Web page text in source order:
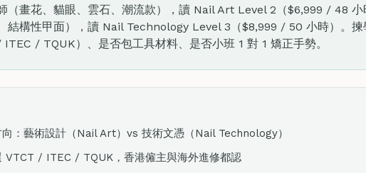
（畫花、貓眼、雲石、潮流款），讀 Nail Art Level 2（$6,999 / 48 小
結構性甲面），讀 Nail Technology Level 3（$8,999 / 50 小時）。
/ TQUK）、是否包工具材料、是否小班 1 對 1 矯正手勢。
：藝術設計（Nail Art）vs 技術文憑（Nail Technology）
VTCT / ITEC / TQUK，香港僱主與海外進修都認